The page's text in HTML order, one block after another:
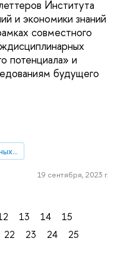
Института
и экономики знаний
совместного
потенциала» и
будущего
НЦМУ "Центр междисциплинарных исследований человеческого потенциала"
19 сентября, 2023 г.
13 14
15
22 23 24
25